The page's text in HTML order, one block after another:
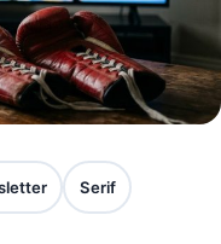
Serif